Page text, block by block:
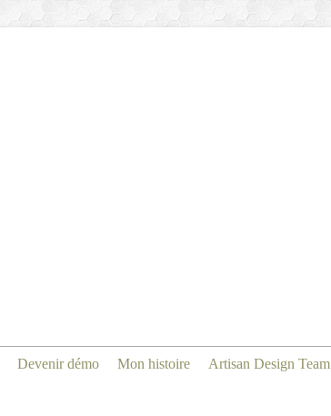
Devenir démo Mon histoire Artisan Design Team